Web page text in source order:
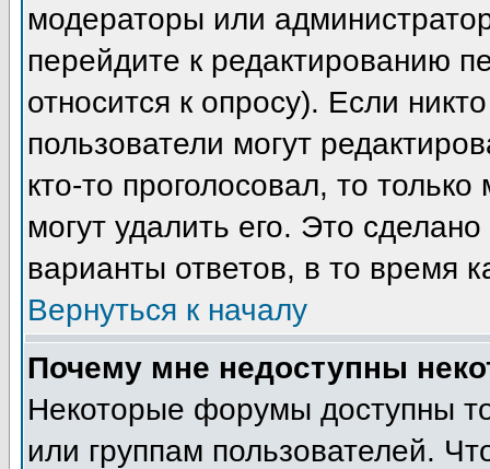
модераторы или
перейдите к редактированию
относится к опросу). Если
пользователи могут
кто-то проголосовал, то
могут удалить его. Это
варианты ответов, в то время
Вернуться к началу
Почему мне недоступны
Некоторые форумы доступны
или группам пользователей.